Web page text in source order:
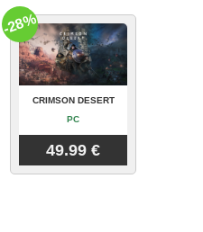
CRIMSON DESERT
PC
49.99 €
-28%